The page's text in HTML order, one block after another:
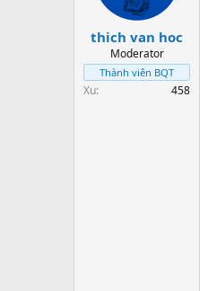
a
t
e
r
thich van hoc
Moderator
Thành viên BQT
Xu 458